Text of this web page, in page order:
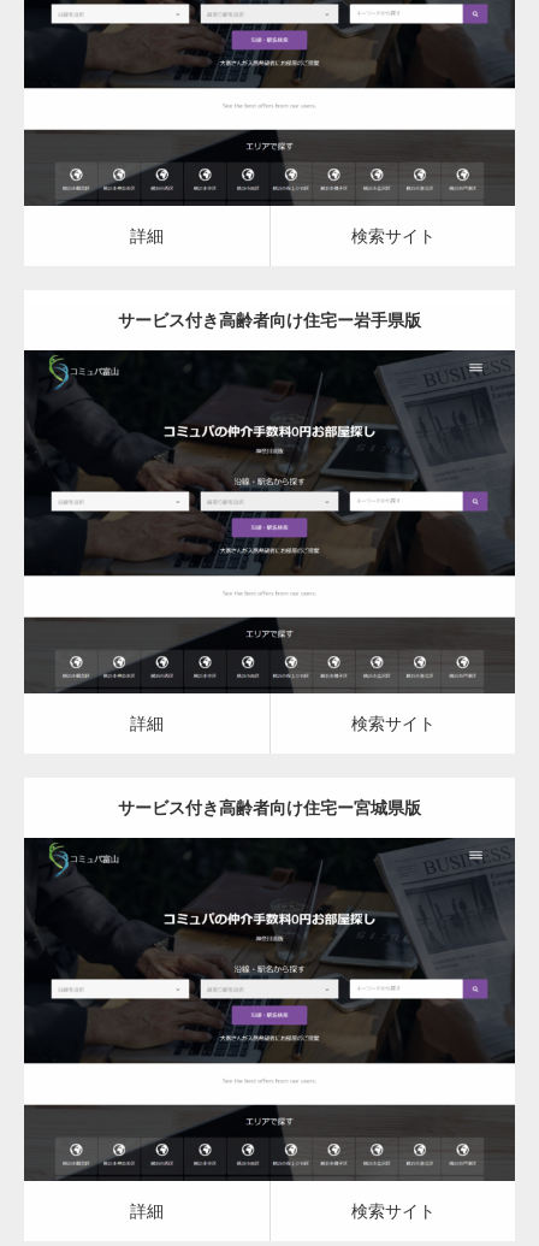
サービス付き高齢者向け住宅
詳細 検索サイト
詳細 検索サイト
サービス付き高齢者向け住宅ー岩手県版
更新日： 2023.03.09
サービス付き高齢者向け住宅
詳細 検索サイト
詳細 検索サイト
サービス付き高齢者向け住宅ー宮城県版
更新日： 2023.03.09
サービス付き高齢者向け住宅
詳細 検索サイト
詳細 検索サイト